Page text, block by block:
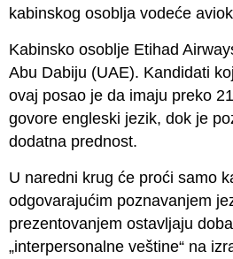
kabinskog osoblja vodeće
Kabinsko osoblje Etihad
Abu Dabiju (UAE). Kandidati
ovaj posao je da imaju preko
govore engleski jezik, dok je
dodatna prednost.
U naredni krug će proći samo
odgovarajućim poznavanjem
prezentovanjem ostavljaju
„interpersonalne veštine“ na